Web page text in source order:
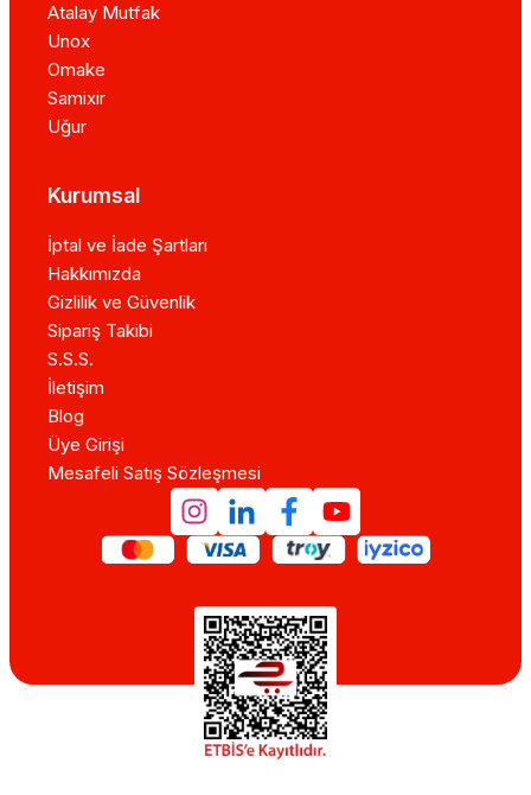
Atalay Mutfak
Unox
Omake
Samixir
Uğur
Kurumsal
İptal ve İade Şartları
Hakkımızda
Gizlilik ve Güvenlik
Sipariş Takibi
S.S.S.
İletişim
Blog
Üye Girişi
Mesafeli Satış Sözleşmesi